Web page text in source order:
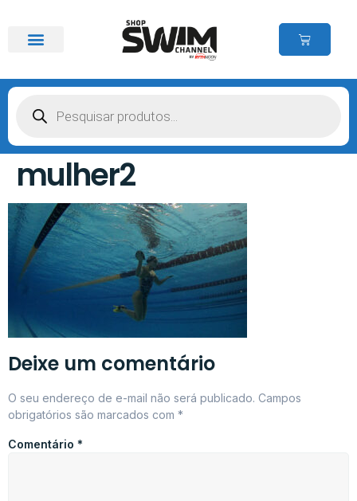
mulher2
Deixe um comentário
O seu endereço de e-mail não será publicado. Campos
obrigatórios são marcados com *
Comentário *